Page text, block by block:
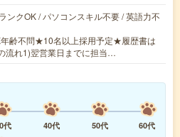
ンクOK / パソコンスキル不要 / 英語力不
齢不問★10名以上採用予定★履歴書は
流れ1)翌営業日までに担当…
代 40代 50代
60代